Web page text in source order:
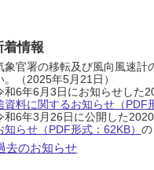
着情報
象官署の移転及び風向風速計
。（2025年5月21日）
和6年6月3日にお知らせした
資料に関するお知らせ（PDF
和6年3月26日に公開した
知らせ（PDF形式：62KB）
去のお知らせ